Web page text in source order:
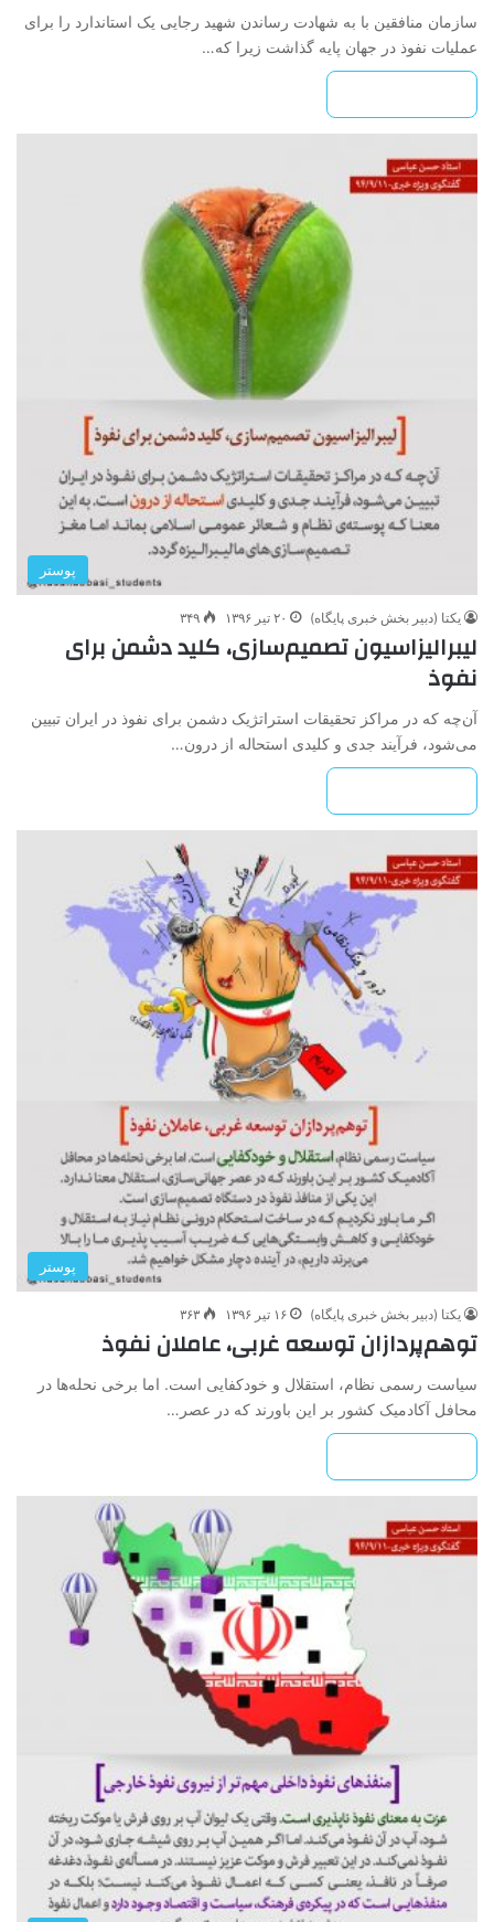
سازمان منافقین با به شهادت رساندن شهید رجایی یک استاندارد را برای
عملیات نفوذ در جهان پایه گذاشت زیرا که…
پوستر
یکتا (دبیر بخش خبری پایگاه) ۲۰ تیر ۱۳۹۶ ۳۴۹
لیبرالیزاسیون تصمیم‌سازی، کلید دشمن برای
نفوذ
آن‌چه که در مراکز تحقیقات استراتژیک دشمن برای نفوذ در ایران تبیین
می‌شود، فرآیند جدی و کلیدی استحاله از درون…
پوستر
یکتا (دبیر بخش خبری پایگاه) ۱۶ تیر ۱۳۹۶ ۳۶۳
توهم‌پردازان توسعه غربی، عاملان نفوذ
سیاست رسمی نظام، استقلال و خودکفایی است. اما برخی نحله‌ها در
محافل آکادمیک کشور بر این باورند که در عصر…